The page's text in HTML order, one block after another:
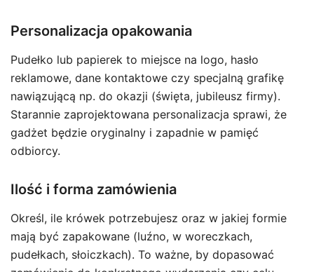
Personalizacja opakowania
Pudełko lub papierek to miejsce na logo, hasło
reklamowe, dane kontaktowe czy specjalną grafikę
nawiązującą np. do okazji (święta, jubileusz firmy).
Starannie zaprojektowana personalizacja sprawi, że
gadżet będzie oryginalny i zapadnie w pamięć
odbiorcy.
Ilość i forma zamówienia
Określ, ile krówek potrzebujesz oraz w jakiej formie
mają być zapakowane (luźno, w woreczkach,
pudełkach, słoiczkach). To ważne, by dopasować